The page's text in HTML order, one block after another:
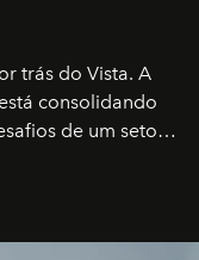
trás do Vista. A
consolidando
de um setor
de luxo